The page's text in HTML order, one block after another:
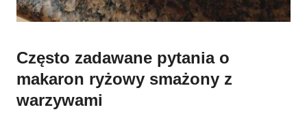
Często zadawane pytania o
makaron ryżowy smażony z
warzywami